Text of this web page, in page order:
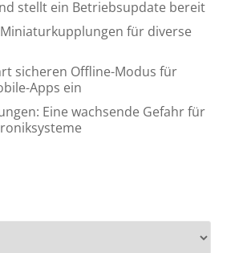
stellt ein Betriebsupdate bereit
für diverse
sicheren Offline-Modus für
Apps ein
Eine wachsende Gefahr für